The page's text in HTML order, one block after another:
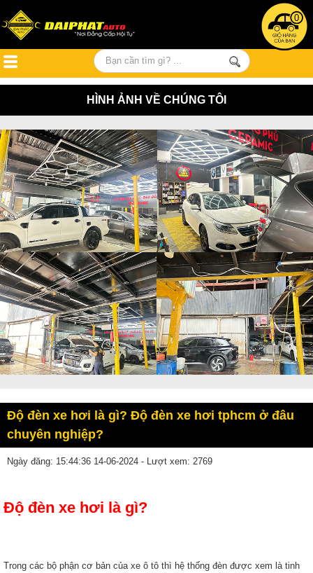
0
HÌNH ẢNH VỀ CHÚNG TÔI
Độ đèn xe hơi là gì? Độ đèn xe hơi tphcm ở đâu
chuyên nghiệp?
Ngày đăng: 15:44:36 14-06-2024 - Lượt xem: 2769
Độ đèn xe hơi là gì?
Trong các bộ phận cơ bản của xe ô tô thì hệ thống đèn được xem là tinh